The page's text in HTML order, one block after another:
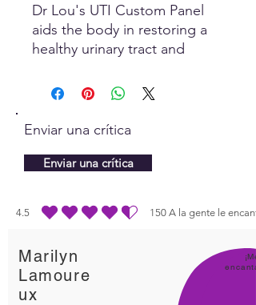
Dr Lou's UTI Custom Panel
aids the body in restoring a
healthy urinary tract and
in dealing with infection.
Enviar una crítica
Enviar una crítica
4.5 150 A la gente le
la calificación promedio es 4.5 de 5, basada en 150
Marilyn
Lamoure
ux
¡Me
encanta